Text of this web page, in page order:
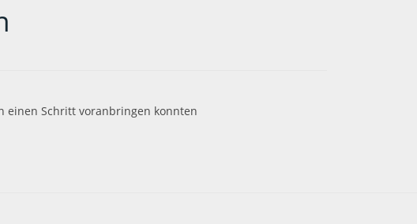
einen Schritt voranbringen konnten